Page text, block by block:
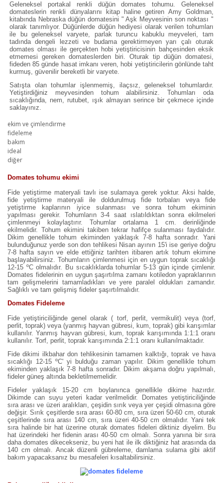
Geleneksel portakal renkli düğün domates tohumu. Geleneksel
domateslerin renkli dünyalarını kitap haline getiren Amy Goldman,
kitabında Nebraska düğün domatesini " Aşk Meyvesinin son noktası "
olarak tanımlıyor. Düğünlerde düğün hediyesi olarak verilen tohumları
ile bu geleneksel varyete, parlak turuncu kabuklu meyveleri, tam
tadında dengeli lezzeti ve budama gerektirmeyen yarı çalı oturak
domates olması ile gerçekten hobi yetiştiricisinin bahçesinden eksik
etmemesi gereken domateslerden biri. Oturak tip düğün domatesi,
fideden 85 günde hasat imkanı veren, hobi yetiştiricilerin gönlünde taht
kurmuş, güvenilir bereketli bir varyete.
Satışta olan tohumlar işlenmemiş, ilaçsız, geleneksel tohumlardır.
Yetiştirdiğiniz meyvesinden tohum alabilirsiniz. Tohumları oda
sıcaklığında, nem, rutubet, ışık almayan serince bir çekmece içinde
saklayınız.
ekim ve çimlendirme
fideleme
bakım
ideal
diğer
Domates tohumu ekimi
Fide yetiştirme materyali tavlı ise sulamaya gerek yoktur. Aksi halde,
fide yetiştirme materyali ile doldurulmuş fide torbaları veya fide
yetiştirme kaplarının iyice sulanması ve sonra tohum ekiminin
yapılması gerekir. Tohumların 3-4 saat ıslatıldıktan sonra ekilmeleri
çimlenmeyi kolaylaştırır. Tohumlar ortalama 1 cm. derinliğinde
ekilmelidir. Tohum ekimini takiben tekrar hafifçe sulanması faydalıdır.
Dikim genellikle tohum ekiminden yaklaşık 7-8 hafta sonradır. Yani
bulunduğunuz yerde son don tehlikesi Nisan ayının 15'i ise geriye doğru
7-8 hafta sayın ve elde ettiğiniz tarihten itibaren artık tohum ekimine
başlayabilirsiniz. Tohumların çimlenmesi için en uygun toprak sıcaklığı
12-15 ºC olmalıdır. Bu sıcaklıklarda tohumlar 5-13 gün içinde çimlenir.
Domates fidelerinin en uygun şaşırtılma zamanı kotiledon yapraklarının
tam gelişmelerini tamamladıkları ve yere paralel oldukları zamandır.
Sağlıklı ve tam gelişmiş fideler şaşırtılmalıdır.
Domates Fideleme
Fide yetiştiriciliğinde genel olarak ( torf, perlit, vermikulit) veya (torf,
perlit, toprak) veya (yanmış hayvan gübresi, kum, toprak) gibi karışımlar
kullanılır. Yanmış hayvan gübresi, kum, toprak karışımında 1:1:1 oranı
kullanılır. Torf, perlit, toprak karışımında 2:1:1 oranı kullanılmaktadır.
Fide dikimi ilkbahar don tehlikesinin tamamen kalktığı, toprak ve hava
sıcaklığı 12-15 ºC' yi bulduğu zaman yapılır. Dikim genellikle tohum
ekiminden yaklaşık 7-8 hafta sonradır. Dikim akşama doğru yapılmalı,
fideler güneş altında bekletilmemelidir.
Fideler yaklaşık 15-20 cm boylanınca genellikle dikime hazırdır.
Dikimde can suyu yeteri kadar verilmelidir. Domates yetiştiriciliğinde
sıra arası ve üzeri aralıkları, çeşidin sırık veya yer çeşidi olmasına göre
değişir. Sırık çeşitlerde sıra arası 60-80 cm, sıra üzeri 50-60 cm, oturak
çeşitlerinde sıra arası 140 cm, sıra üzeri 40-50 cm olmalıdır. Yani tek
sıra halinde bir hat üzerine oturak domates fideleri diktiniz diyelim. Bu
hat üzerindeki her fidenin arası 40-50 cm olmalı. Sonra yanına bir sıra
daha domates dikecekseniz, bu yeni hat ile ilk diktiğiniz hat arasında da
140 cm olmalı. Ancak düzenli gübreleme, damlama sulama gibi aktif
bakım yapacaksanız bu mesafeleri kısaltabilirsiniz.